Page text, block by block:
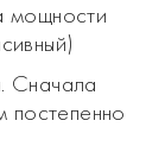
мощности
Сначала
постепенно